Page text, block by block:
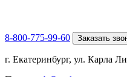
8-800-775-99-60 Заказать
г. Екатеринбург, ул. Карла